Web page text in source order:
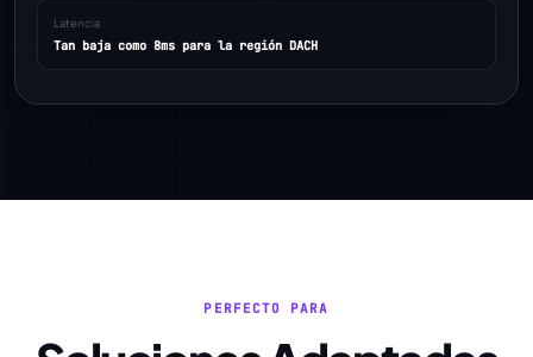
Latencia
Tan baja como 8ms para la región DACH
PERFECTO PARA